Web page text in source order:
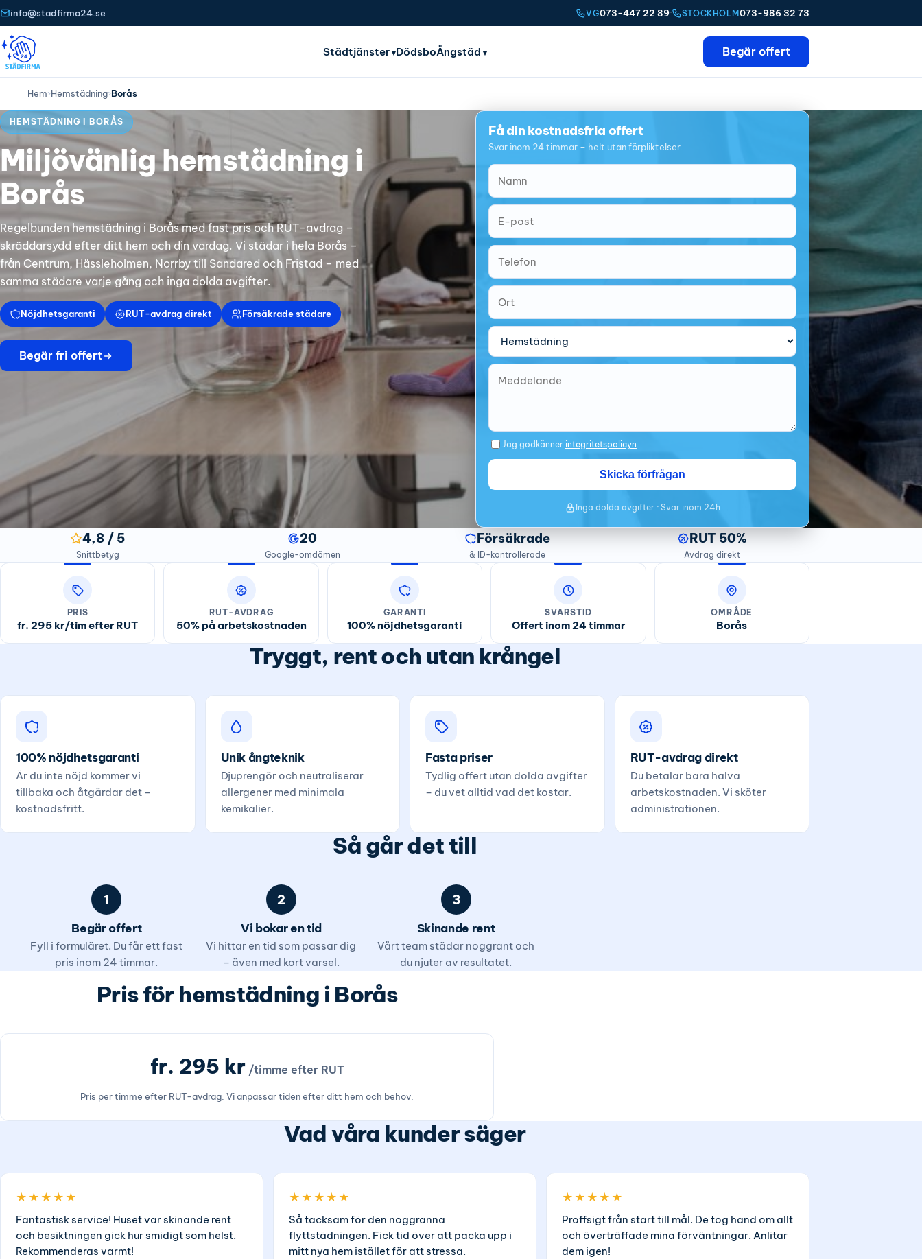
info@stadfirma24.se VG073-447 22 89· STOCKHOLM073-986 32 73
Städtjänster DödsboÅngstäd Begär offert
Hem›Hemstädning›Borås
HEMSTÄDNING I BORÅS
Miljövänlig hemstädning i
Borås
Regelbunden hemstädning i Borås med fast pris och RUT-avdrag –
skräddarsydd efter ditt hem och din vardag. Vi städar i hela Borås –
från Centrum, Hässleholmen, Norrby till Sandared och Fristad – med
samma städare varje gång och inga dolda avgifter.
Nöjdhetsgaranti RUT-avdrag direkt Försäkrade städare
Begär fri offert
Få din kostnadsfria offert
Svar inom 24 timmar – helt utan förpliktelser.
Jag godkänner integritetspolicyn.
Skicka förfrågan
Inga dolda avgifter · Svar inom 24h
4,8 / 5
Snittbetyg
20
Google-omdömen
Försäkrade
& ID-kontrollerade
RUT 50%
Avdrag direkt
PRIS
fr. 295 kr/tim efter RUT
RUT-AVDRAG
50% på arbetskostnaden
GARANTI
100% nöjdhetsgaranti
SVARSTID
Offert inom 24 timmar
OMRÅDE
Borås
Tryggt, rent och utan krångel
100% nöjdhetsgaranti
Är du inte nöjd kommer vi
tillbaka och åtgärdar det –
kostnadsfritt.
Unik ångteknik
Djuprengör och neutraliserar
allergener med minimala
kemikalier.
Fasta priser
Tydlig offert utan dolda avgifter
– du vet alltid vad det kostar.
RUT-avdrag direkt
Du betalar bara halva
arbetskostnaden. Vi sköter
administrationen.
Så går det till
1
Begär offert
Fyll i formuläret. Du får ett fast
pris inom 24 timmar.
2
Vi bokar en tid
Vi hittar en tid som passar dig
– även med kort varsel.
3
Skinande rent
Vårt team städar noggrant och
du njuter av resultatet.
Pris för hemstädning i Borås
fr. 295 kr /timme efter RUT
Pris per timme efter RUT-avdrag. Vi anpassar tiden efter ditt hem och behov.
Vad våra kunder säger
★★★★★
Fantastisk service! Huset var skinande rent
och besiktningen gick hur smidigt som helst.
Rekommenderas varmt!
★★★★★
Så tacksam för den noggranna
flyttstädningen. Fick tid över att packa upp i
mitt nya hem istället för att stressa.
★★★★★
Proffsigt från start till mål. De tog hand om allt
och överträffade mina förväntningar. Anlitar
dem igen!